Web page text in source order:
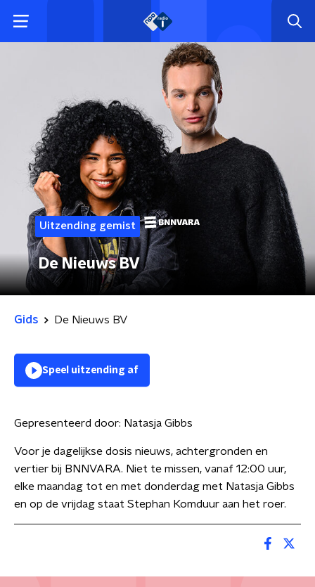
Uitzending gemist
De Nieuws BV
Gids De Nieuws BV
Speel uitzending af
Gepresenteerd door: Natasja Gibbs
Voor je dagelijkse dosis nieuws, achtergronden en
vertier bij BNNVARA. Niet te missen, vanaf 12:00 uur,
elke maandag tot en met donderdag met Natasja Gibbs
en op de vrijdag staat Stephan Komduur aan het roer.